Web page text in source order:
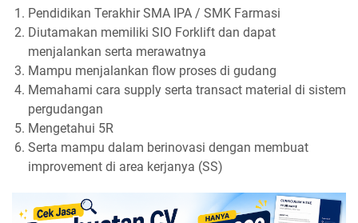
Pendidikan Terakhir SMA IPA / SMK Farmasi
Diutamakan memiliki SIO Forklift dan dapat
menjalankan serta merawatnya
Mampu menjalankan flow proses di gudang
Memahami cara supply serta transact material di sistem
pergudangan
Mengetahui 5R
Serta mampu dalam berinovasi dengan membuat
improvement di area kerjanya (SS)